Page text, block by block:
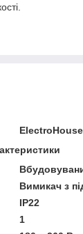
ElectroHouse
Вимикач з
IP22
1